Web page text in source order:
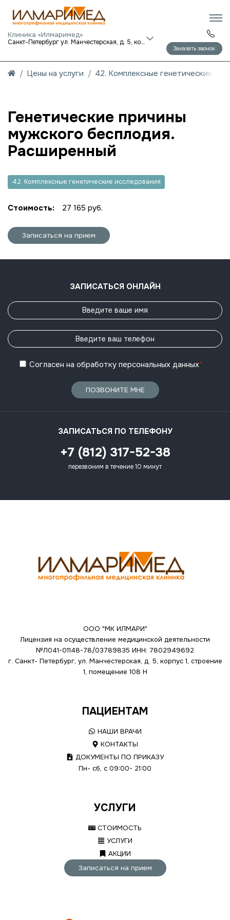
Клиника «Илмаримед»
Санкт-Петербург ул. Манчестерская, д. 5, корп. 1
Заказать звонок
Цены на услуги 42. Комплексные генетические
Генетические причины
мужского бесплодия.
Расширенный
42. Комплексные генетические исследования
Стоимость: 27 165 руб.
Записаться на прием
ЗАПИСАТЬСЯ ОНЛАЙН
Согласен на обработку персональных данных*
ПОЗВОНИТЕ МНЕ
ЗАПИСАТЬСЯ ПО ТЕЛЕФОНУ
+7 (812) 317-52-38
перезвоним в течение 10 минут
ООО "МК ИЛМАРИ"
Лицензия на осуществление медицинской деятельности
№Л041-01148-78/03789835 ИНН: 7802949692
г. Санкт- Петербург, ул. Манчестерская, д. 5, корпус 1, строение
1, помещение 108 Н
ПАЦИЕНТАМ
НАШИ ВРАЧИ
КОНТАКТЫ
ДОКУМЕНТЫ ПО ПРИКАЗУ
Пн- сб, с 09:00- 21:00
УСЛУГИ
СТОИМОСТЬ
УСЛУГИ
АКЦИИ
Записаться на прием